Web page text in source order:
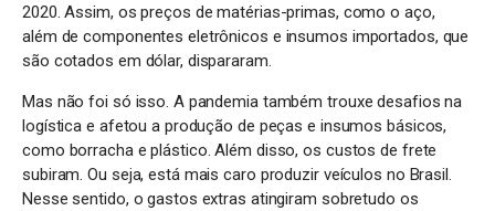
2020. Assim, os preços de matérias-primas, como o aço,
além de componentes eletrônicos e insumos importados, que
são cotados em dólar, dispararam.
Mas não foi só isso. A pandemia também trouxe desafios na
logística e afetou a produção de peças e insumos básicos,
como borracha e plástico. Além disso, os custos de frete
subiram. Ou seja, está mais caro produzir veículos no Brasil.
Nesse sentido, o gastos extras atingiram sobretudo os